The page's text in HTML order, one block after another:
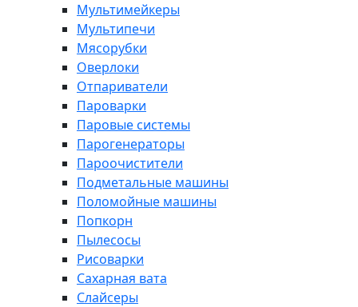
Мультимейкеры
Мультипечи
Мясорубки
Оверлоки
Отпариватели
Пароварки
Паровые системы
Парогенераторы
Пароочистители
Подметальные машины
Поломойные машины
Попкорн
Пылесосы
Рисоварки
Сахарная вата
Слайсеры